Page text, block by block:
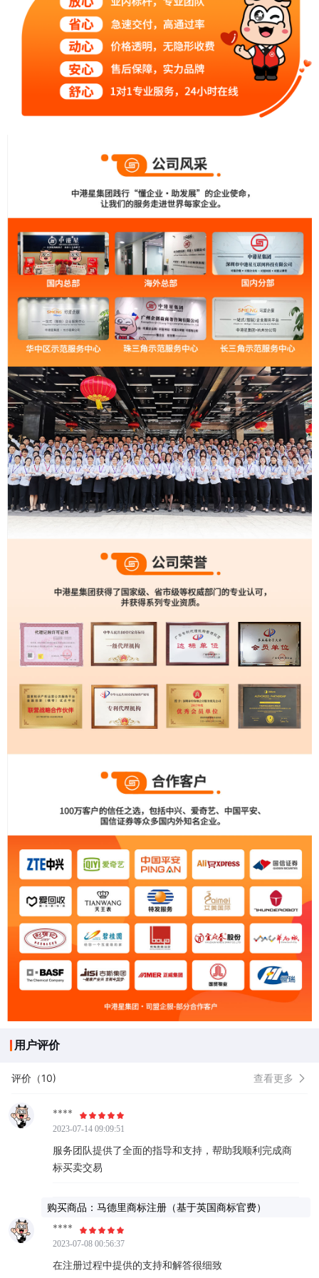
用户评价
评价（10) 查看更多
****
2023-07-14 09:09:51
服务团队提供了全面的指导和支持，帮助我顺利完成商
标买卖交易
购买商品：马德里商标注册（基于英国商标官费）
****
2023-07-08 00:56:37
在注册过程中提供的支持和解答很细致